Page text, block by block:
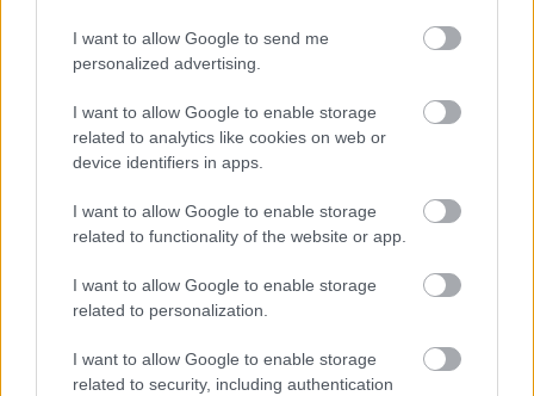
I want to allow Google to send me
personalized advertising.
I want to allow Google to enable storage
related to analytics like cookies on web or
device identifiers in apps.
I want to allow Google to enable storage
related to functionality of the website or app.
I want to allow Google to enable storage
related to personalization.
I want to allow Google to enable storage
related to security, including authentication
Η αξιολόγησή σας*